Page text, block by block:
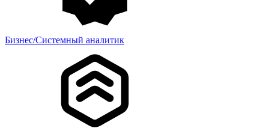
Бизнес/Системный аналитик